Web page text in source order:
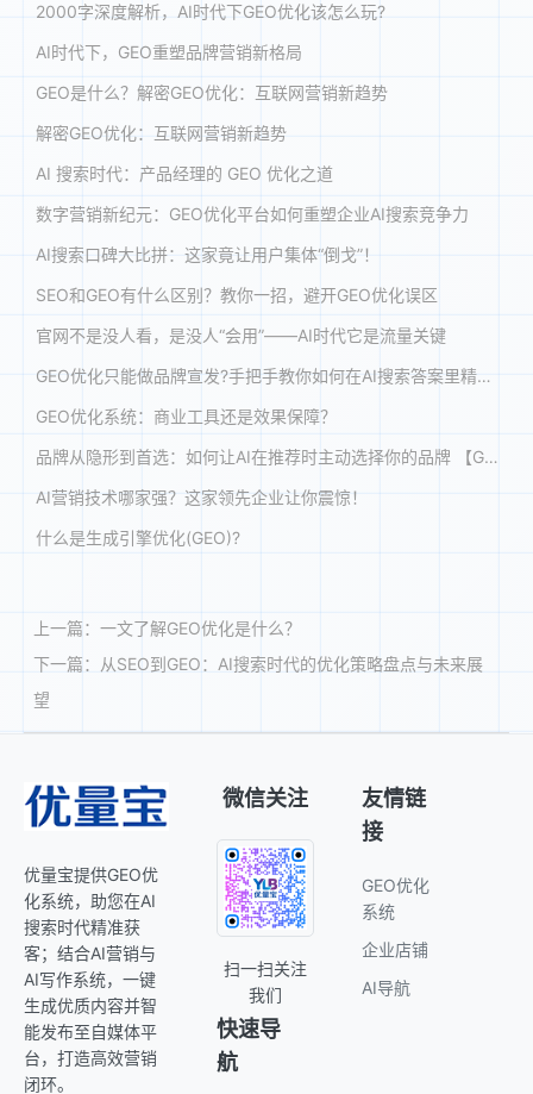
2000字深度解析，AI时代下GEO优化该怎么玩?
AI时代下，GEO重塑品牌营销新格局
GEO是什么？解密GEO优化：互联网营销新趋势
解密GEO优化：互联网营销新趋势
AI 搜索时代：产品经理的 GEO 优化之道
数字营销新纪元：GEO优化平台如何重塑企业AI搜索竞争力
AI搜索口碑大比拼：这家竟让用户集体“倒戈”！
SEO和GEO有什么区别？教你一招，避开GEO优化误区
官网不是没人看，是没人“会用”——AI时代它是流量关键
GEO优化只能做品牌宣发?手把手教你如何在AI搜索答案里精准获客!
GEO优化系统：商业工具还是效果保障？
品牌从隐形到首选：如何让AI在推荐时主动选择你的品牌 【GEO案例解析】
AI营销技术哪家强？这家领先企业让你震惊！
什么是生成引擎优化(GEO)?
上一篇：一文了解GEO优化是什么？
下一篇：
从SEO到GEO：AI搜索时代的优化策略盘点与未来展
望
优量宝提供GEO优
化系统，助您在AI
搜索时代精准获
客；结合AI营销与
AI写作系统，一键
生成优质内容并智
能发布至自媒体平
台，打造高效营销
闭环。
微信关注
扫一扫关注
我们
友情链
接
GEO优化
系统
企业店铺
AI导航
快速导
航